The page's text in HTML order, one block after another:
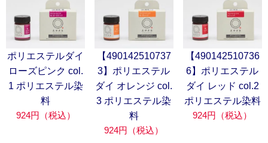
ポリエステルダイ
ローズピンク col.
1 ポリエステル染
料
924円（税込）
【490142510737
3】ポリエステル
ダイ オレンジ col.
3 ポリエステル染
料
924円（税込）
【490142510736
6】ポリエステル
ダイ レッド col.2
ポリエステル染料
924円（税込）